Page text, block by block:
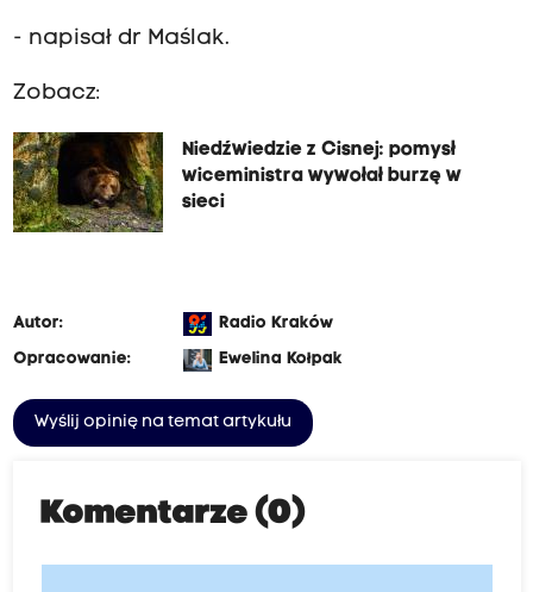
- napisał dr Maślak.
Zobacz:
Niedźwiedzie z Cisnej: pomysł
wiceministra wywołał burzę w
sieci
Autor:
Radio Kraków
Opracowanie:
Ewelina Kołpak
Wyślij opinię na temat artykułu
Komentarze (0)